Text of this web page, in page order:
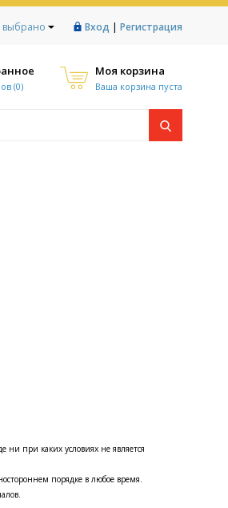
выбрано Вход | Регистрация
(0)
Моя корзина
Ваша корзина пуста
ни при каких условиях не является
порядке в любое время.